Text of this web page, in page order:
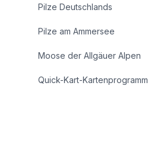
Pilze Deutschlands
Pilze am Ammersee
Moose der Allgäuer Alpen
Quick-Kart-Kartenprogramm